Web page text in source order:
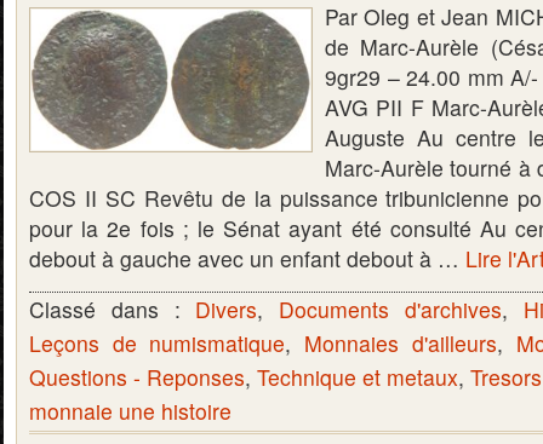
Par Oleg et Jean
de Marc-Aurèle
9gr29 – 24.00 mm
AVG PII F Marc-
Auguste Au centre
Marc-Aurèle tourné à
COS II SC Revêtu de la puissance tribunicienne
pour la 2e fois ; le Sénat ayant été consulté Au
debout à gauche avec un enfant debout à … Lire
Classé dans : Divers, Documents d'archives,
Leçons de numismatique, Monnaies d'ailleurs,
Questions - Reponses, Technique et metaux,
monnaie une histoire